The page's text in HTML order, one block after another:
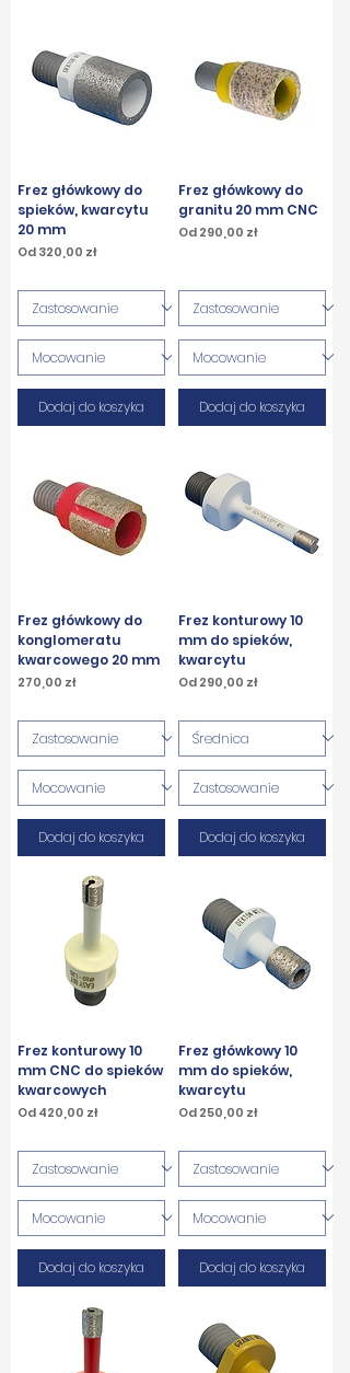
Frez główkowy do
spieków, kwarcytu
20 mm
Od320,00 zł
Cena rabatowa
Dodaj do koszyka
Frez główkowy do
granitu 20 mm CNC
Od290,00 zł
Cena rabatowa
Dodaj do koszyka
Frez główkowy do
konglomeratu
kwarcowego 20 mm
Cena
270,00 zł
Dodaj do koszyka
Frez konturowy 10
mm do spieków,
kwarcytu
Od290,00 zł
Cena rabatowa
Dodaj do koszyka
Frez konturowy 10
mm CNC do spieków
kwarcowych
Od420,00 zł
Cena rabatowa
Dodaj do koszyka
Frez główkowy 10
mm do spieków,
kwarcytu
Od250,00 zł
Cena rabatowa
Dodaj do koszyka